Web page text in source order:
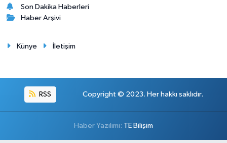
Son Dakika Haberleri
Haber Arşivi
Künye İletişim
RSS Copyright © 2023. Her hakkı saklıdır.
Haber Yazılımı: TE Bilişim